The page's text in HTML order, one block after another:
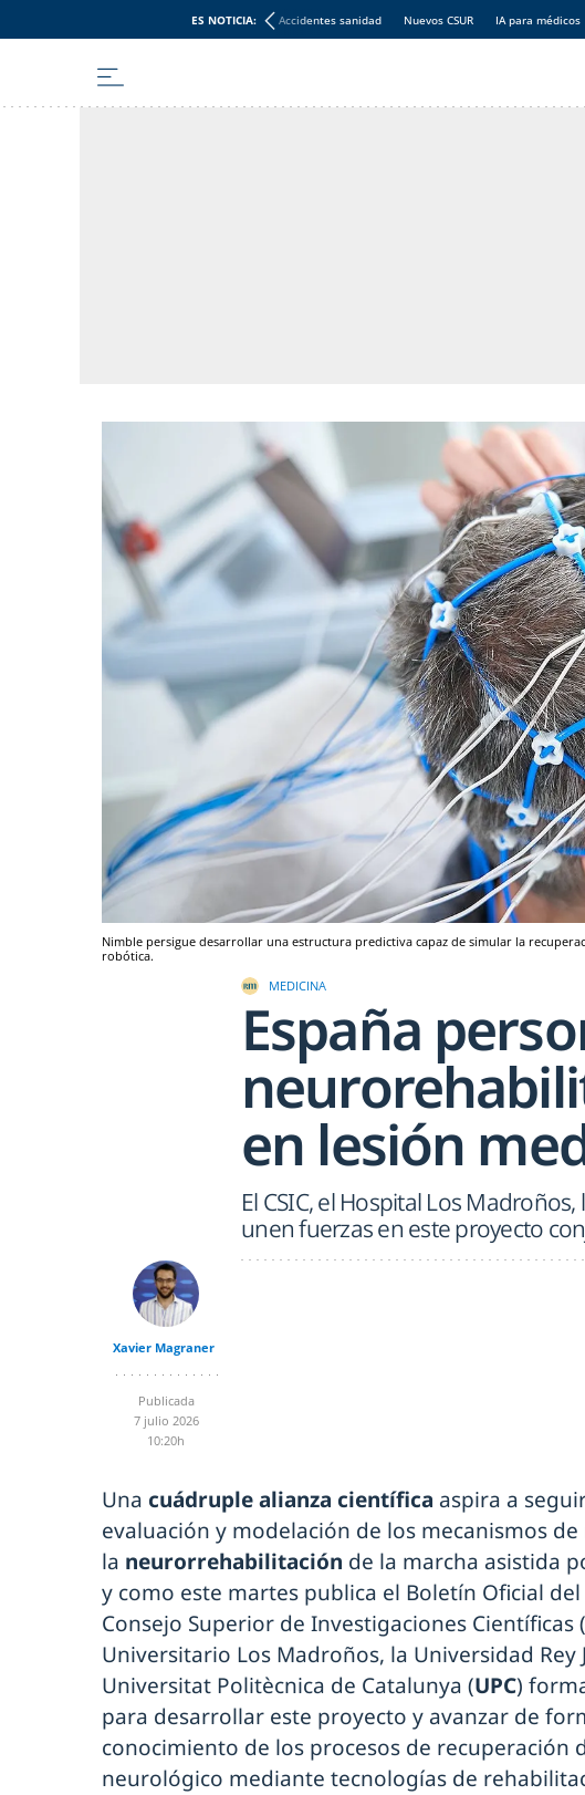
ES NOTICIA: Accidentes sanidad Nuevos CSUR IA para médicos
Nimble persigue desarrollar una estructura predictiva capaz de simular la
robótica.
MEDICINA
España
en lesión
El CSIC, el Hospital Los
unen fuerzas en este proyecto
Xavier Magraner
Publicada
7 julio 2026
10:20h
Una cuádruple alianza científica aspira a
evaluación y modelación de los mecanismos
la neurorrehabilitación de la marcha asistida
y como este martes publica el Boletín Oficial del
Consejo Superior de Investigaciones Científicas (
Universitario Los Madroños, la Universidad Rey
Universitat Politècnica de Catalunya (UPC)
para desarrollar este proyecto y avanzar de
conocimiento de los procesos de recuperación
neurológico mediante tecnologías de